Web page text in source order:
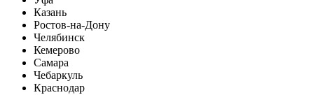
Казань
Ростов-на-Дону
Челябинск
Кемерово
Самара
Чебаркуль
Краснодар